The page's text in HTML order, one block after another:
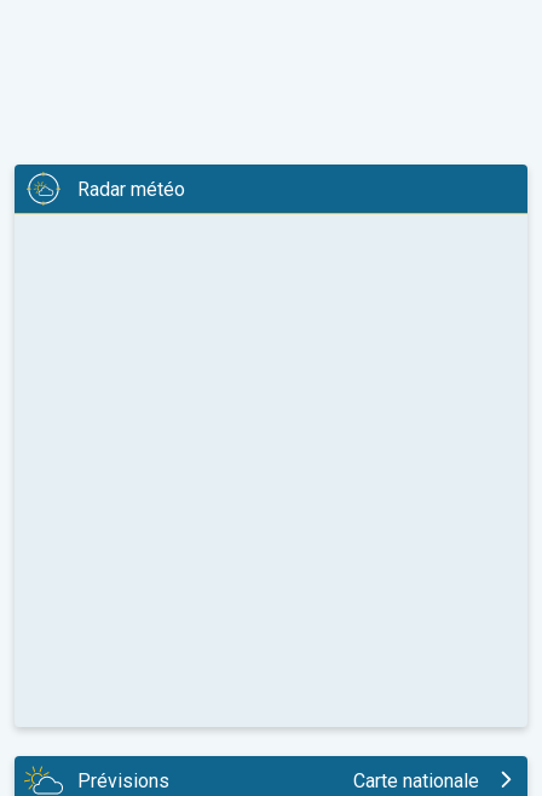
Radar météo
Prévisions Carte nationale